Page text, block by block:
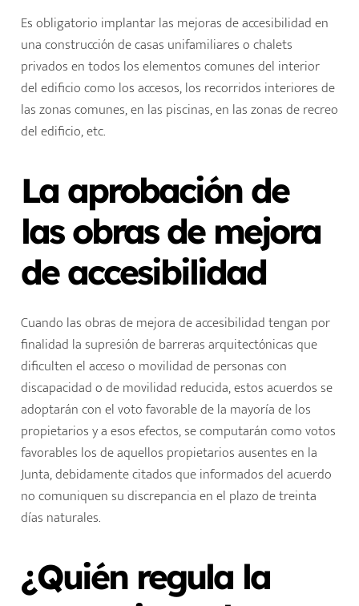
Es obligatorio implantar las mejoras de accesibilidad en
una construcción de casas unifamiliares o chalets
privados en todos los elementos comunes del interior
del edificio como los accesos, los recorridos interiores de
las zonas comunes, en las piscinas, en las zonas de recreo
del edificio, etc.
La aprobación de
las obras de mejora
de accesibilidad
Cuando las obras de mejora de accesibilidad tengan por
finalidad la supresión de barreras arquitectónicas que
dificulten el acceso o movilidad de personas con
discapacidad o de movilidad reducida, estos acuerdos se
adoptarán con el voto favorable de la mayoría de los
propietarios y a esos efectos, se computarán como votos
favorables los de aquellos propietarios ausentes en la
Junta, debidamente citados que informados del acuerdo
no comuniquen su discrepancia en el plazo de treinta
días naturales.
¿Quién regula la